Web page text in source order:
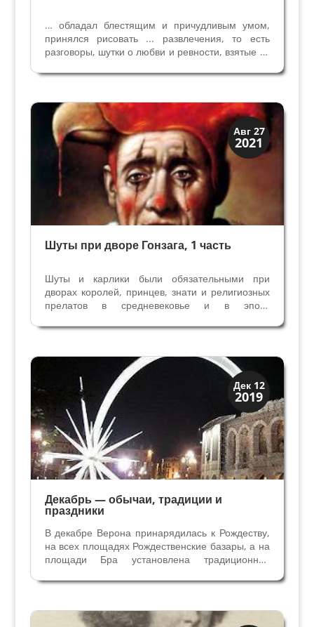
… обладал блестящим и причудливым умом,
принялся рисовать ... развлечения, то есть
разговоры, шутки о любви и ревности, взятые из
Сын точно описывают живопись, которая
как...
Авг 27
2021
Династии
Мантуя и Феррара
Шуты при дворе Гонзага, 1 часть
Шуты и карлики были обязательными при
дворах королей, принцев, знати и религиозных
прелатов в средневековье и в эпоху
шутками, иногда фривольного содержания и
розыгрышей, зачастую жестоких и...
Дек 12
2019
Праздники и легенды
Традиции
Декабрь — обычаи, традиции и
праздники
В декабре Верона принарядилась к Рождеству,
на всех площадях Рождественские базары, а на
площади Бра установлена традиционная
галлереях Арены проводится выставка
традиционного украшения в...